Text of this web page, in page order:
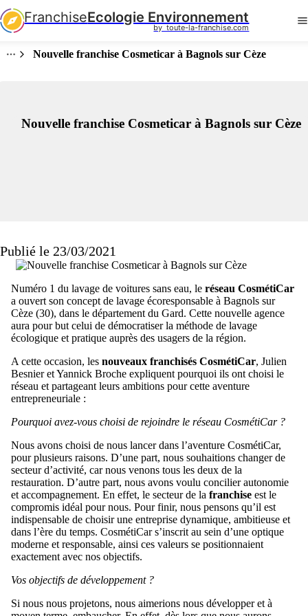
FranchiseEcologie Environnement
by  toute-la-franchise.com
Nouvelle franchise Cosmeticar à Bagnols sur Cèze
Nouvelle franchise Cosmeticar à Bagnols sur Cèze
Publié le 23/03/2021
Numéro 1 du lavage de voitures sans eau, le réseau CosmétiCar
a ouvert son concept de lavage écoresponsable à Bagnols sur
Cèze (30), dans le département du Gard. Cette nouvelle agence
aura pour but celui de démocratiser la méthode de lavage
écologique et pratique auprès des usagers de la région.
A cette occasion, les nouveaux franchisés CosmétiCar, Julien
Besnier et Yannick Broche expliquent pourquoi ils ont choisi le
réseau et partageant leurs ambitions pour cette aventure
entrepreneuriale :
Pourquoi avez-vous choisi de rejoindre le réseau CosmétiCar ?
Nous avons choisi de nous lancer dans l’aventure CosmétiCar,
pour plusieurs raisons. D’une part, nous souhaitions changer de
secteur d’activité, car nous venons tous les deux de la
restauration. D’autre part, nous avons voulu concilier autonomie
et accompagnement. En effet, le secteur de la franchise est le
compromis idéal pour nous. Pour finir, nous pensons qu’il est
indispensable de choisir une entreprise dynamique, ambitieuse et
dans l’ère du temps. CosmétiCar s’inscrit au sein d’une optique
moderne et responsable, ainsi ces valeurs se positionnaient
exactement avec nos objectifs.
Vos objectifs de développement ?
Si nous nous projetons, nous aimerions nous développer et à